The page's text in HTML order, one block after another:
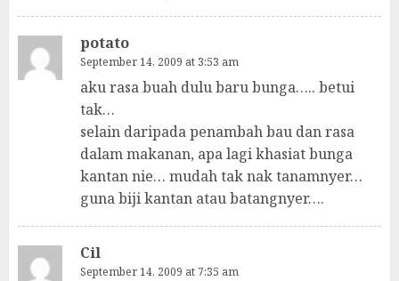
potato
September 14, 2009 at 3:53 am
aku rasa buah dulu baru bunga….. betui
tak…
selain daripada penambah bau dan rasa
dalam makanan, apa lagi khasiat bunga
kantan nie… mudah tak nak tanamnyer…
guna biji kantan atau batangnyer….
Cil
September 14, 2009 at 7:35 am